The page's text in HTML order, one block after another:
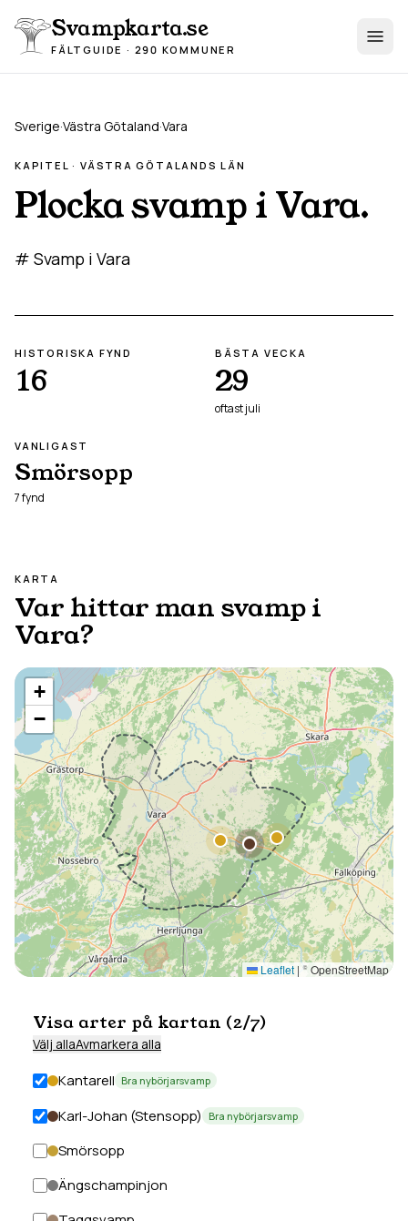
Svampkarta.se
FÄLTGUIDE · 290 KOMMUNER
Sverige·Västra Götaland·Vara
KAPITEL · VÄSTRA GÖTALAND S LÄN
Plocka svamp iVara.
# Svamp i Vara
HISTORISKA FYND
16
BÄSTA VECKA
29
oftastjuli
VANLIGAST
Smörsopp
7fynd
KARTA
Var hittar man svamp i
Vara?
+
−
Leaflet | © OpenStreetMap
Visa arter på kartan (2/7)
Välj allaAvmarkera alla
Kantarell Bra nybörjarsvamp
Karl-Johan (Stensopp) Bra nybörjarsvamp
Smörsopp
Ängschampinjon